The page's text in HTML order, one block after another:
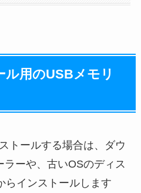
ル用のUSBメモリ
トールする場合は、ダウ
ラーや、古いOSのディス
らインストールします